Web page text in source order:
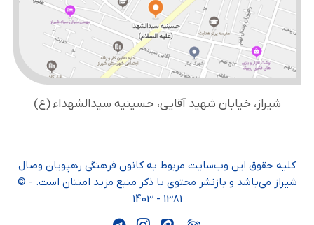
شیراز، خیابان شهید آقایی، حسینیه سید‌الشهداء (ع)
کلیه حقوق این وب‌سایت مربوط به کانون فرهنگی رهپویان وصال
شیراز می‌باشد و بازنشر محتوی با ذکر منبع مزید امتنان است. - ©
1381 - 1403